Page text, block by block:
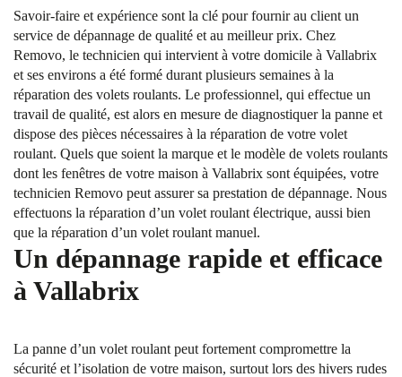
Savoir-faire et expérience sont la clé pour fournir au client un
service de dépannage de qualité et au meilleur prix. Chez
Removo, le technicien qui intervient à votre domicile à Vallabrix
et ses environs a été formé durant plusieurs semaines à la
réparation des volets roulants. Le professionnel, qui effectue un
travail de qualité, est alors en mesure de diagnostiquer la panne et
dispose des pièces nécessaires à la réparation de votre volet
roulant. Quels que soient la marque et le modèle de volets roulants
dont les fenêtres de votre maison à Vallabrix sont équipées, votre
technicien Removo peut assurer sa prestation de dépannage. Nous
effectuons la réparation d’un volet roulant électrique, aussi bien
que la réparation d’un volet roulant manuel.
Un dépannage rapide et efficace
à Vallabrix
La panne d’un volet roulant peut fortement compromettre la
sécurité et l’isolation de votre maison, surtout lors des hivers rudes